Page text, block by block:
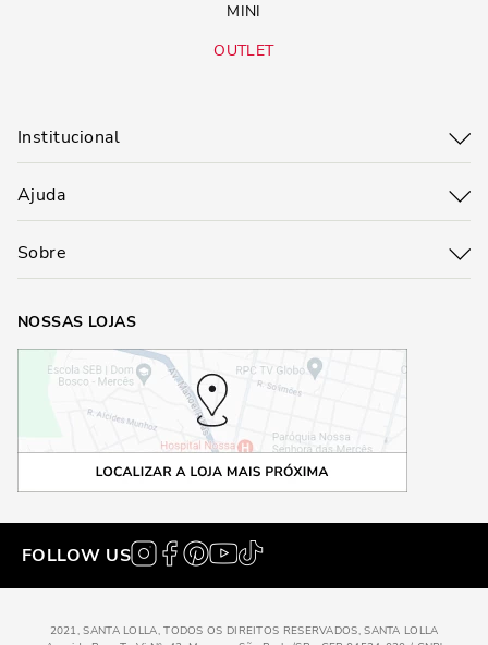
MINI
OUTLET
Institucional
Ajuda
Sobre
NOSSAS LOJAS
FOLLOW US
2021, SANTA LOLLA, TODOS OS DIREITOS RESERVADOS, SANTA LOLLA